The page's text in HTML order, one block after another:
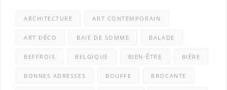
ARCHITECTURE ART CONTEMPORAIN
ART DÉCO BAIE DE SOMME BALADE
BEFFROIS BELGIQUE BIEN-ÊTRE BIÈRE
BONNES ADRESSES BOUFFE BROCANTE